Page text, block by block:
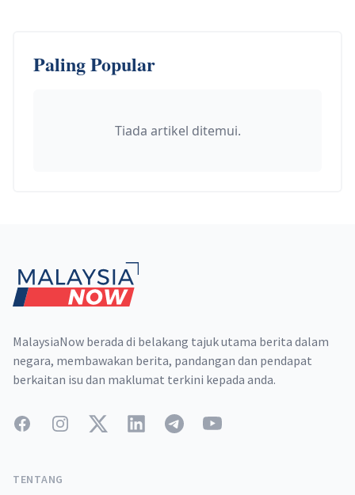
Paling Popular
Tiada artikel ditemui.
MalaysiaNow berada di belakang tajuk utama berita dalam
negara, membawakan berita, pandangan dan pendapat
berkaitan isu dan maklumat terkini kepada anda.
FacebookInstagramTwitterLinkedInTelegramYouTube
TENTANG